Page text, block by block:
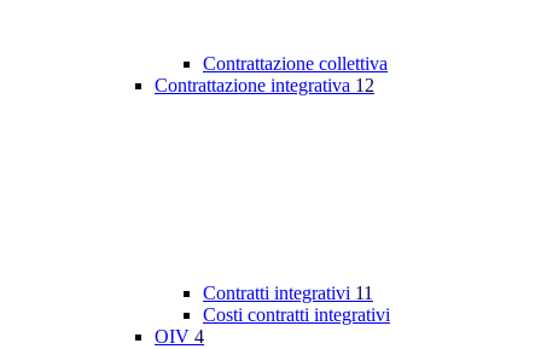
Contrattazione collettiva
Contrattazione integrativa 12
Contratti integrativi 11
Costi contratti integrativi
OIV 4